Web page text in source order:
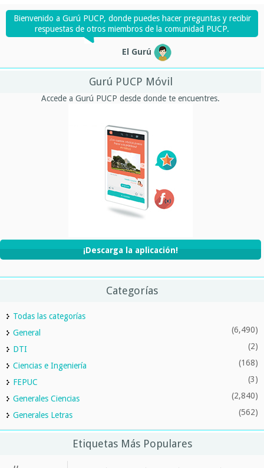
Bienvenido a Gurú PUCP, donde puedes hacer preguntas y recibir
respuestas de otros miembros de la comunidad PUCP.
El Gurú
Gurú PUCP Móvil
Accede a Gurú PUCP desde donde te encuentres.
¡Descarga la aplicación!
Categorías
Todas las categorías
General
(6,490)
DTI (2)
Ciencias e Ingeniería (168)
FEPUC (3)
Generales Ciencias (2,840)
Generales Letras (562)
Etiquetas Más Populares